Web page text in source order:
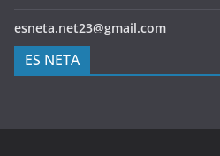
esneta.net23@gmail.com
ES NETA